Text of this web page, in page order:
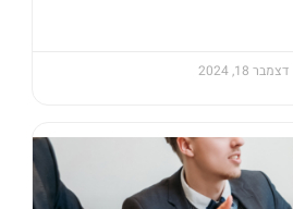
דצמבר 18, 2024